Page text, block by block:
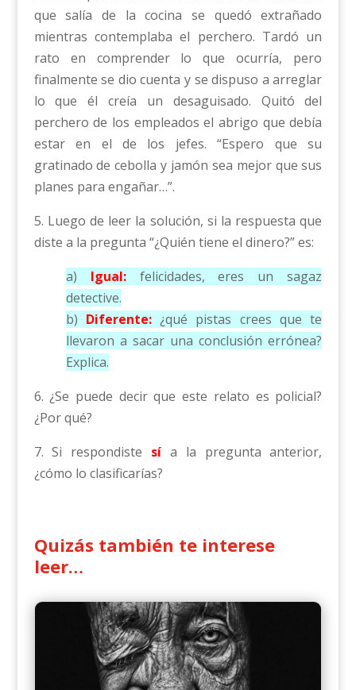
que salía de la cocina se quedó extrañado
mientras contemplaba el perchero. Tardó un
rato en comprender lo que ocurría, pero
finalmente se dio cuenta y se dispuso a arreglar
lo que él creía un desaguisado. Quitó del
perchero de los empleados el abrigo que debía
estar en el de los jefes. “Espero que su
gratinado de cebolla y jamón sea mejor que sus
planes para engañar…”.
5. Luego de leer la solución, si la respuesta que
diste a la pregunta “¿Quién tiene el dinero?” es:
a) Igual:felicidades, eres un sagaz
detective.
b) Diferente:¿qué pistas crees que te
llevaron a sacar una conclusión errónea?
Explica.
6. ¿Se puede decir que este relato es policial?
¿Por qué?
7. Si respondiste sí a la pregunta anterior,
¿cómo lo clasificarías?
Quizás también te interese
leer…